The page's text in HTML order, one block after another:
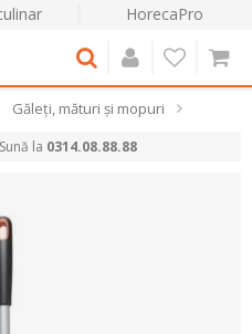
HorecaPro
Găleți, mături și mopuri
la 0314.08.88.88